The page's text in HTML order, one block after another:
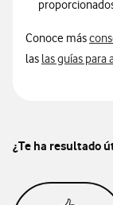
Conoce más
las las guías para
¿Te ha resultado